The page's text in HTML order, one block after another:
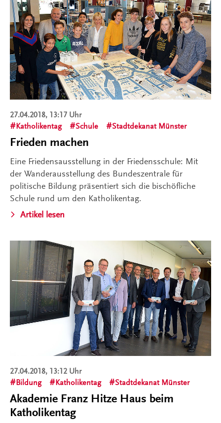
27.04.2018, 13:17 Uhr
Katholikentag
Schule Stadtdekanat Münster
Frieden machen
Eine Friedensausstellung in der Friedensschule: Mit
der Wanderausstellung des Bundeszentrale für
politische Bildung präsentiert sich die bischöfliche
Schule rund um den Katholikentag.
Artikel lesen
27.04.2018, 13:12 Uhr
Bildung
Katholikentag Stadtdekanat Münster
Akademie Franz Hitze Haus beim
Katholikentag